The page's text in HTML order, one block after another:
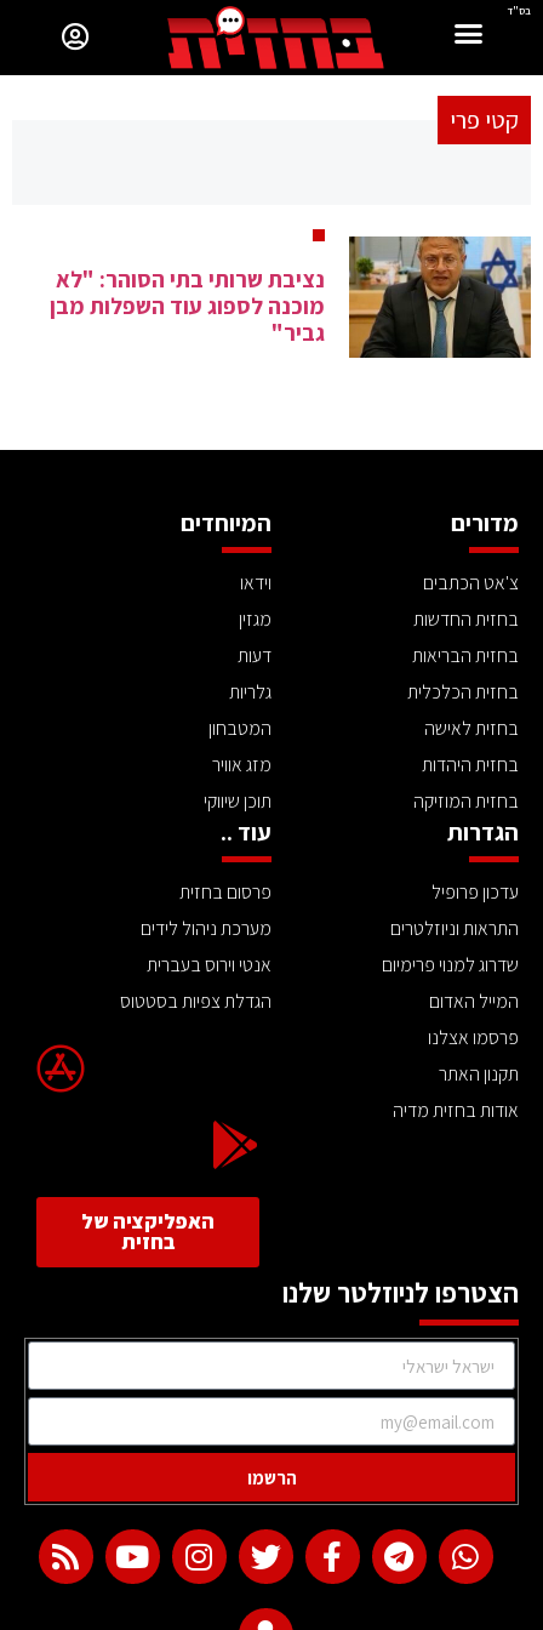
בס"ד
קטי פרי
נציבת שרותי בתי הסוהר: "לא
מוכנה לספוג עוד השפלות מבן
גביר"
מדורים
צ'אט הכתבים
בחזית החדשות
בחזית הבריאות
בחזית הכלכלית
בחזית לאישה
בחזית היהדות
בחזית המוזיקה
המיוחדים
וידאו
מגזין
דעות
גלריות
המטבחון
מזג אוויר
תוכן שיווקי
הגדרות
עדכון פרופיל
התראות וניוזלטרים
שדרוג למנוי פרימיום
המייל האדום
פרסמו אצלנו
תקנון האתר
אודות בחזית מדיה
עוד ..
פרסום בחזית
מערכת ניהול לידים
אנטי וירוס בעברית
הגדלת צפיות בסטטוס
האפליקציה של
בחזית
הצטרפו לניוזלטר שלנו
הרשמו